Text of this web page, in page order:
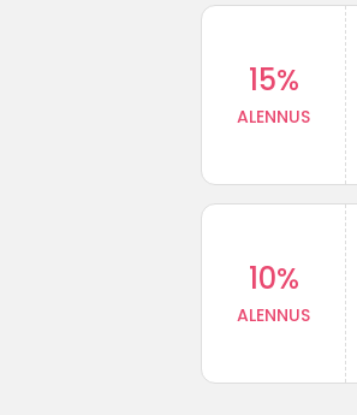
15%
ALENNUS
10%
ALENNUS